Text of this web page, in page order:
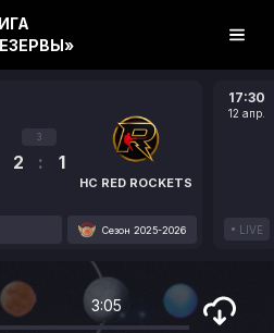
3
2 : 1
HC RED ROCKETS
Сезон 2025-2026
17:30
12 апр.
LIVE
3:05